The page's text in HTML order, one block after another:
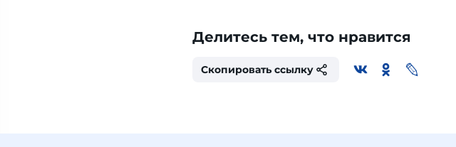
Делитесь тем, что нравится
Скопировать ссылку